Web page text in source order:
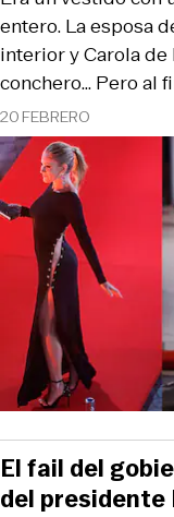
20 FEBRERO
entero. La esposa
interior y Carola
conchero... Pero al
El fail del
del presidente